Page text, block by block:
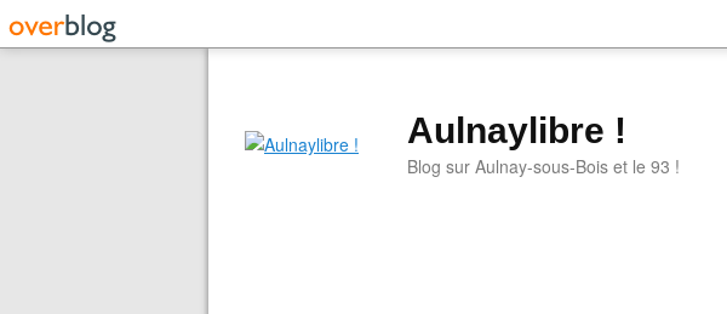
Aulnaylibre !
Blog sur Aulnay-sous-Bois et le 93 !